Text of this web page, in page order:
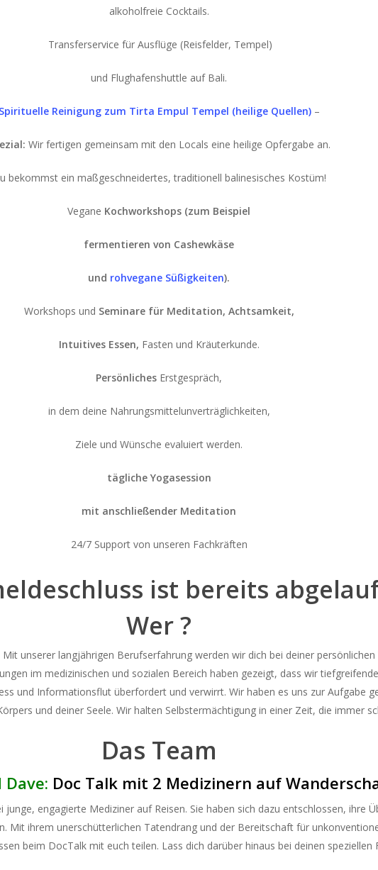
alkoholfreie Cocktails.
Transferservice für Ausflüge (Reisfelder, Tempel)
und Flughafenshuttle auf Bali.
Reinigung zum Tirta Empul Tempel (heilige Quellen)–
Wir fertigen gemeinsam mit den Locals eine heilige Opfergabe an.
bekommst ein maßgeschneidertes, traditionell balinesisches Kostüm!
Vegane Kochworkshops (zum Beispiel
fermentieren von Cashewkäse
und rohvegane Süßigkeiten).
Workshops und Seminare für Meditation, Achtsamkeit,
Intuitives Essen, Fasten und Kräuterkunde.
Persönliches Erstgespräch,
in dem deine Nahrungsmittelunverträglichkeiten,
Ziele und Wünsche evaluiert werden.
tägliche Yogasession
mit anschließender Meditation
24/7 Support von unseren Fachkräften
ist bereits
Wer ?
unserer langjährigen Berufserfahrung werden wir dich bei deiner
im medizinischen und sozialen Bereich haben gezeigt, dass wir
und Informationsflut überfordert und verwirrt. Wir haben es uns zur Aufgabe
und deiner Seele. Wir halten Selbstermächtigung in einer Zeit, die immer
Das Team
Doc Talk mit 2 Medizinern auf
engagierte Mediziner auf Reisen. Sie haben sich dazu entschlossen, ihre
Mit ihrem unerschütterlichen Tatendrang und der Bereitschaft für
beim DocTalk mit euch teilen. Lass dich darüber hinaus bei deinen speziellen